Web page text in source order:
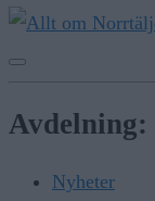
Avdelning:
Nyheter